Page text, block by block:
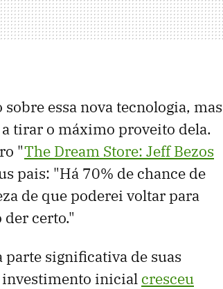
essa nova tecnologia, mas
tirar o máximo proveito dela.
"The Dream Store: Jeff Bezos
pais: "Há 70% de chance de
de que poderei voltar para
der certo."
significativa de suas
investimento inicial cresceu